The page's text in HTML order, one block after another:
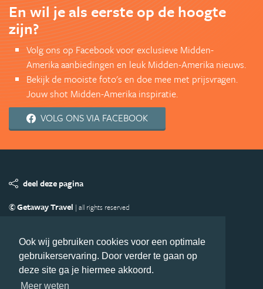
Ook wij gebruiken cookies voor een optimale
gebruikerservaring. Door verder te gaan op
deze site ga je hiermee akkoord.
Meer weten
En wil je als eerste op de hoogte
zijn?
Volg ons op Facebook voor exclusieve Midden-
Amerika aanbiedingen en leuk Midden-Amerika nieuws.
Bekijk de mooiste foto's en doe mee met prijsvragen.
Jouw shot Midden-Amerika inspiratie.
VOLG ONS VIA FACEBOOK
deel deze pagina
© Getaway Travel | all rights reserved
Copyright
Privacy statement Disclaimer
Cookies
Volg MiddenAmerika.nl
Nieuwsbrief
Facebook